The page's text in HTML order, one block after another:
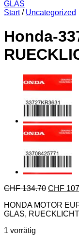
Start / Uncategorized
Honda-
CHF134.70 CHF
HONDA MOTOR
GLAS, RUECKLICHT
1 vorrätig